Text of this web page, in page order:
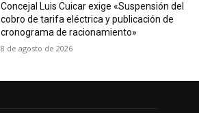
Concejal Luis Cuicar exige «Suspensión del
cobro de tarifa eléctrica y publicación de
cronograma de racionamiento»
8 de agosto de 2026